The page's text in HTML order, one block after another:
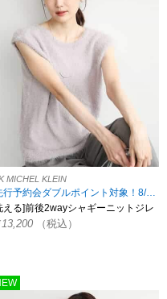
MICHEL KLEIN
[先行予約会ダブルポイント対象！8/17 8:59まで][小さいサイズあり]
える]前後2wayシャギーニットジレ
13,200 （税込）